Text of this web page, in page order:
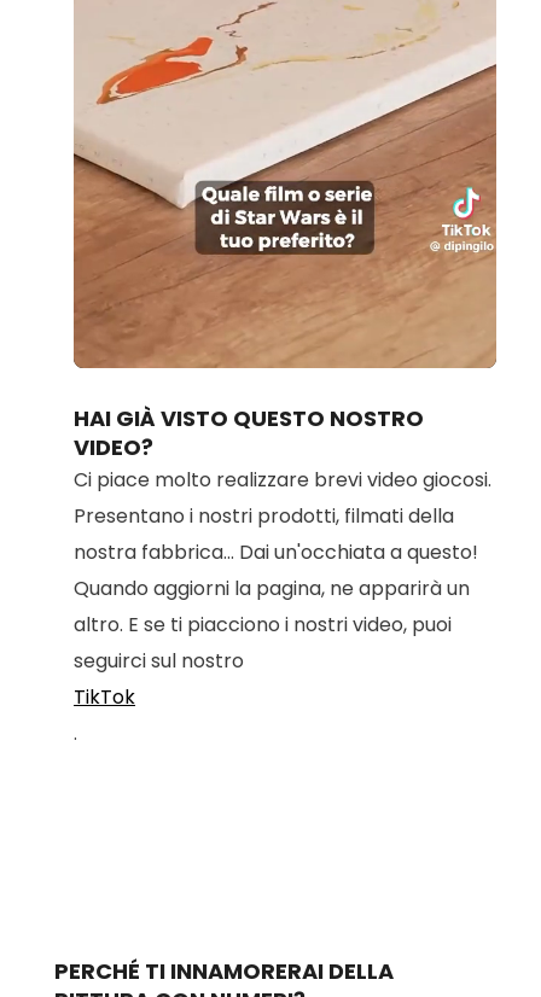
HAI GIÀ VISTO QUESTO NOSTRO
VIDEO?
Ci piace molto realizzare brevi video giocosi.
Presentano i nostri prodotti, filmati della
nostra fabbrica... Dai un'occhiata a questo!
Quando aggiorni la pagina, ne apparirà un
altro. E se ti piacciono i nostri video, puoi
seguirci sul nostro
TikTok
.
PERCHÉ TI INNAMORERAI DELLA